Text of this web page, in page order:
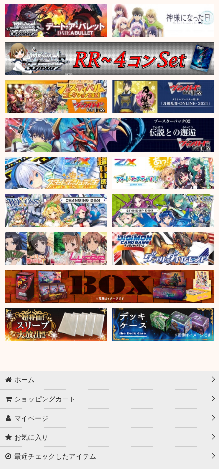
ホーム
ショッピングカート
マイページ
お気に入り
最近チェックしたアイテム